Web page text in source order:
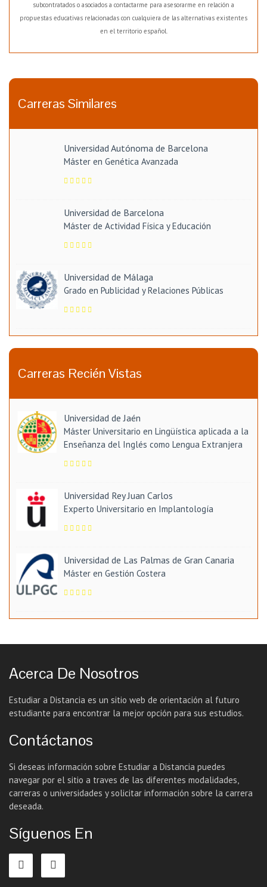
subcontratados o asociados a contactarme para asesorarme en relación a
propuestas educativas relacionadas con cualquiera de las alternativas existentes
en el territorio español.
Carreras Similares
Universidad Autónoma de Barcelona
Máster en Genética Avanzada
Universidad de Barcelona
Máster de Actividad Física y Educación
Universidad de Málaga
Grado en Publicidad y Relaciones Públicas
Carreras Recién Vistas
Universidad de Jaén
Máster Universitario en Lingüística aplicada a la
Enseñanza del Inglés como Lengua Extranjera
Universidad Rey Juan Carlos
Experto Universitario en Implantología
Universidad de Las Palmas de Gran Canaria
Máster en Gestión Costera
Acerca De Nosotros
Estudiar a Distancia es un sitio web de orientación al futuro
estudiante para encontrar la mejor opción para sus estudios.
Contáctanos
Si deseas información sobre Estudiar a Distancia puedes
navegar por el sitio a traves de las diferentes modalidades,
carreras o universidades y solicitar información sobre la carrera
deseada.
Síguenos En